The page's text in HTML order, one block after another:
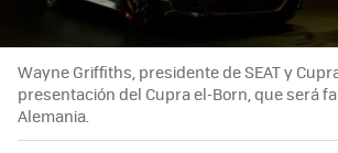
Wayne Griffiths, presidente de SEAT y
presentación del Cupra el-Born, que será
Alemania.